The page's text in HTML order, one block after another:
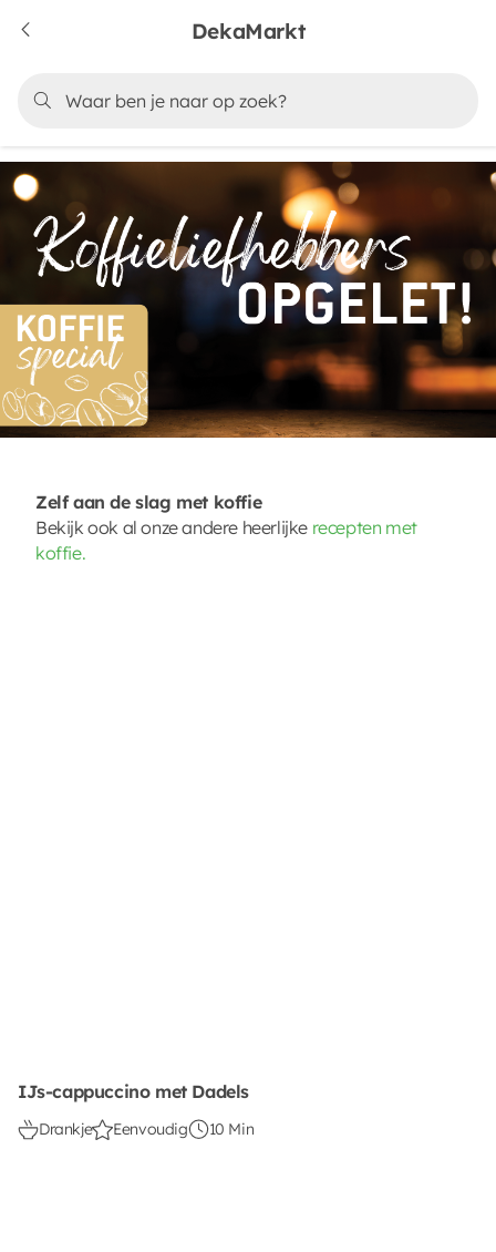
DekaMarkt
Zelf aan de slag met koffie
Bekijk ook al onze andere heerlijke recepten met
koffie.
IJs-cappuccino met Dadels
Drankje Eenvoudig 10 Min